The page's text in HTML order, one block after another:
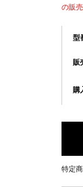
の販売
型
販
購
特定